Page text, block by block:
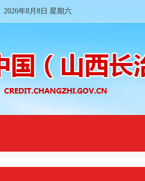
2026年8月8日 星期六